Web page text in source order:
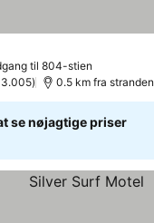
til 804-stien
3.005 0.5 km fra stranden
se nøjagtige priser